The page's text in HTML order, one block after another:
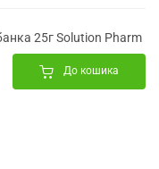
25г Solution Pharm
До кошика